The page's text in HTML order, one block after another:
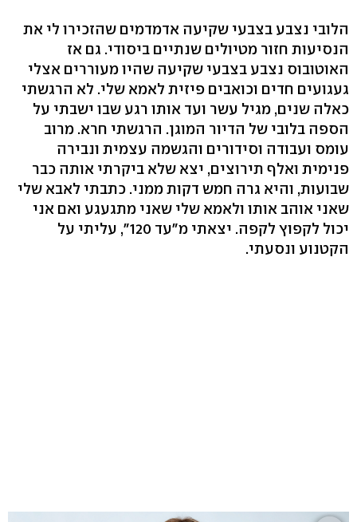
הלובי נצבע בצבעי שקיעה אדמדמים שהזכירו לי את
הנסיעות חזור מטיולים שנתיים ביסודי. גם אז
האוטובוס נצבע בצבעי שקיעה שהיו מעוררים אצלי
געגועים חדים וכואבים פיזית לאמא שלי. לא הרגשתי
כאלה שנים, מגיל עשר ועד אותו רגע שבו ישבתי על
הספה בלובי של הדיור המוגן. הרגשתי חרא. מרוב
עומס ועבודה וסידורים והגשמה עצמית ונבירה
פנימית ואלף תירוצים, יצא שלא ביקרתי אותה כבר
שבועות, והיא גרה חמש דקות ממני. כתבתי לאבא שלי
שאני אוהב אותו ולאמא שלי שאני מתגעגע ואם אני
יכול לקפוץ לקפה. יצאתי מ"עד 120", עליתי על
הקטנוע ונסעתי.